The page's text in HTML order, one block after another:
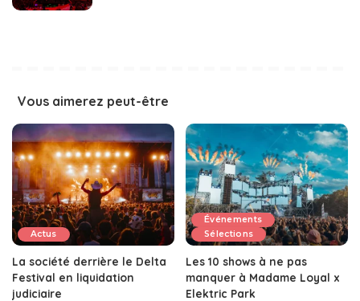
Vous aimerez peut-être
Actus
La société derrière le Delta
Festival en liquidation
judiciaire
Événements
Sélections
Les 10 shows à ne pas
manquer à Madame Loyal x
Elektric Park